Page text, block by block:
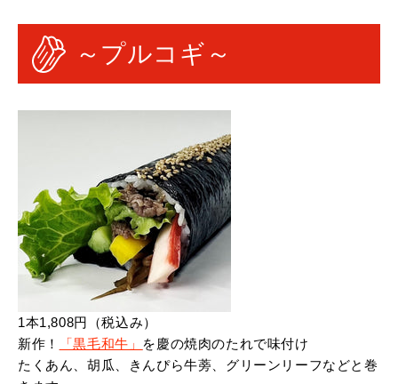
～プルコギ～
1本1,808円（税込み）
新作！
「黒毛和牛」 を慶の焼肉のたれで味付け
たくあん、胡瓜、きんぴら牛蒡、グリーンリーフなどと巻